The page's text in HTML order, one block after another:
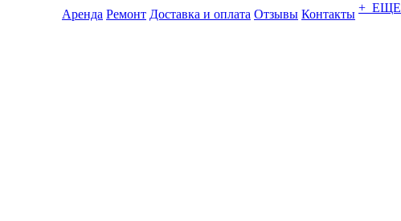
Аренда Ремонт Доставка и оплата Отзывы Контакты + ЕЩЕ